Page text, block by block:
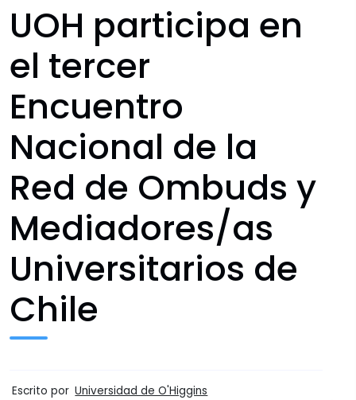
UOH participa en
el tercer
Encuentro
Nacional de la
Red de Ombuds y
Mediadores/as
Universitarios de
Chile
Escrito por Universidad de O'Higgins